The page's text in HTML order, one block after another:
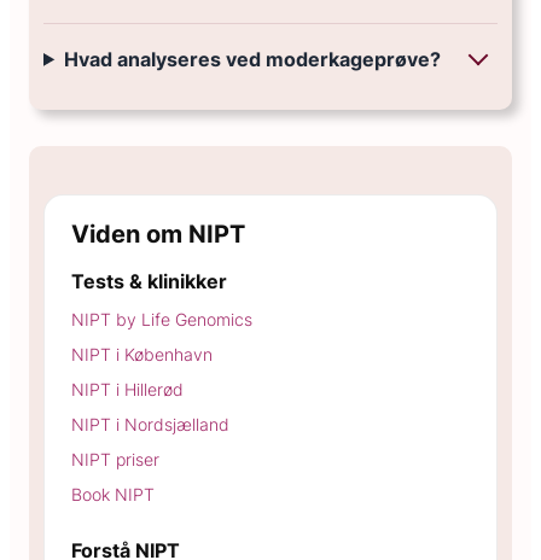
Hvad analyseres ved moderkageprøve?
Viden om NIPT
Tests & klinikker
NIPT by Life Genomics
NIPT i København
NIPT i Hillerød
NIPT i Nordsjælland
NIPT priser
Book NIPT
Forstå NIPT